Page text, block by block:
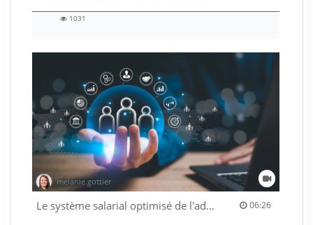
1031
melanie.gottier
Le système salarial optimisé de l'administration fédérale 06:26
06:26 duration